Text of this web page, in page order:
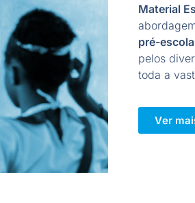
Material
pré-
pelos
toda a
Ver